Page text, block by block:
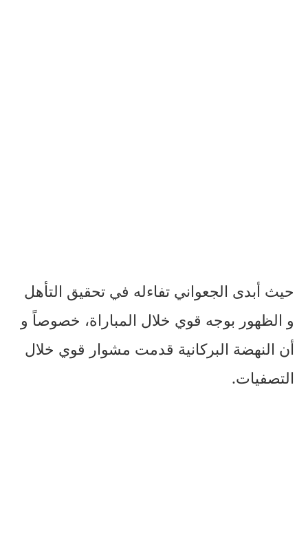
حيث أبدى الجعواني تفاءله في تحقيق التأهل
و الظهور بوجه قوي خلال المباراة، خصوصاً و
أن النهضة البركانية قدمت مشوار قوي خلال
التصفيات.